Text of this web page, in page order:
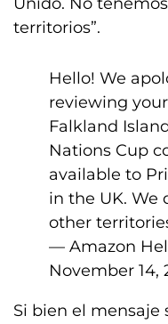
territorios”.
Hello! We
reviewing
Falkland
Nations Cup
available to
in the UK. We
other
— Amazon
November 14,
Si bien el mensaje